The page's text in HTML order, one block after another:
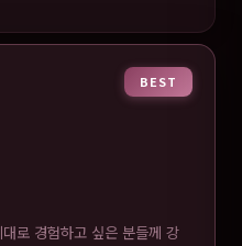
BEST
로 경험하고 싶은 분들께 강